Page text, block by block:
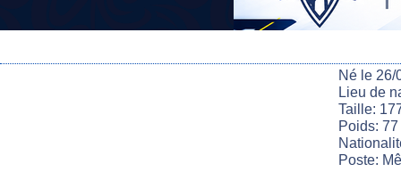
Né le 26/
Lieu de
Taille:
Poids:
Poste: